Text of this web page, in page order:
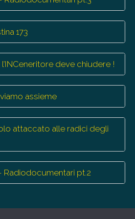
173
deve chiudere !
assieme
attaccato alle radici degli
Radiodocumentari pt.2